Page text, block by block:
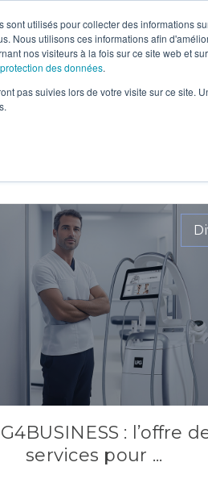
utilisés pour collecter des informations
Nous utilisons ces informations afin
nos visiteurs à la fois sur ce site web et
des données.
pas suivies lors de votre visite sur ce site.
INTÉGRATIVE SOINS
sur Divers
: l’offre
services pour ...